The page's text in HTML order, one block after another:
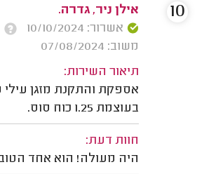
אילן ניר, גדרה.
אשרור: 10/10/2024
משוב: 07/08/2024
תיאור השירות:
אספקת והתקנת מזגן
בעוצמת 1.25 כוח סוס.
חוות דעת:
היה מעולה! הוא אחד
10